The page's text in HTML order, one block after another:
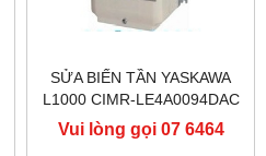
SỬA BIẾN TẦN YASKAWA
L1000 CIMR-LE4A0094DAC
400V 45KW, BIẾN TẦN
YASKAWA L1000
Vui lòng gọi 07 6464